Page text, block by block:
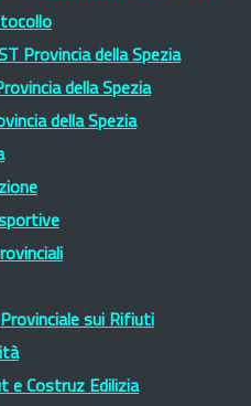
Provincia della Spezia
della Spezia
della Spezia
sui Rifiuti
e Costruz Edilizia